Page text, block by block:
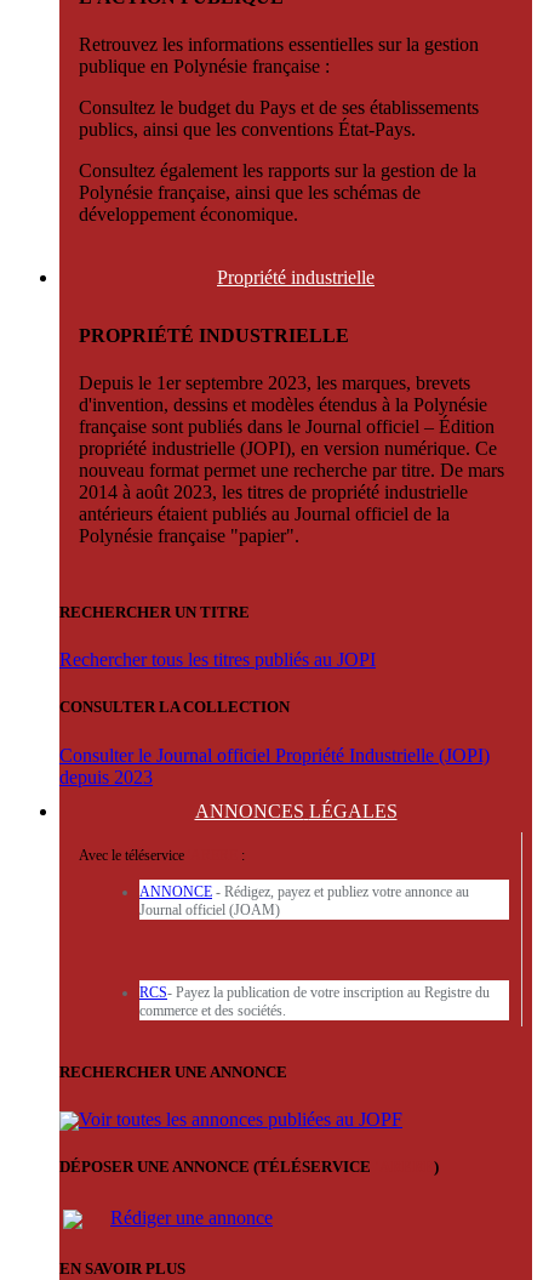
Retrouvez les informations essentielles sur la gestion
publique en Polynésie française :
Consultez le budget du Pays et de ses établissements
publics, ainsi que les conventions État-Pays.
Consultez également les rapports sur la gestion de la
Polynésie française, ainsi que les schémas de
développement économique.
Propriété industrielle
PROPRIÉTÉ INDUSTRIELLE
Depuis le 1er septembre 2023, les marques, brevets
d'invention, dessins et modèles étendus à la Polynésie
française sont publiés dans le Journal officiel – Édition
propriété industrielle (JOPI), en version numérique. Ce
nouveau format permet une recherche par titre. De mars
2014 à août 2023, les titres de propriété industrielle
antérieurs étaient publiés au Journal officiel de la
Polynésie française "papier".
RECHERCHER UN TITRE
Rechercher tous les titres publiés au JOPI
CONSULTER LA COLLECTION
Consulter le Journal officiel Propriété Industrielle (JOPI)
depuis 2023
ANNONCES LÉGALES
Avec le téléservice :
ANNONCE - Rédigez, payez et publiez votre annonce au
Journal officiel (JOAM)
RCS- Payez la publication de votre inscription au Registre du
commerce et des sociétés.
RECHERCHER UNE ANNONCE
Voir toutes les annonces publiées au JOPF
DÉPOSER UNE ANNONCE (TÉLÉSERVICE )
Rédiger une annonce
EN SAVOIR PLUS